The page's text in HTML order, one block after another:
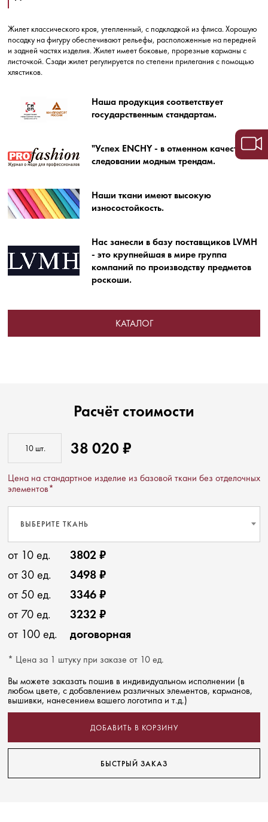
Жилет классического кроя, утепленный, с подкладкой из флиса. Хорошую
посадку на фигуру обеспечивают рельефы, расположенные на передней
и задней частях изделия. Жилет имеет боковые, прорезные карманы с
листочкой. Сзади жилет регулируется по степени прилегания с помощью
хлястиков.
Наша продукция соответствует
государственным стандартам.
"Успех ENCHY - в отменном качестве и
следовании модным трендам.
Наши ткани имеют высокую
износостойкость.
Нас занесли в базу поставщиков LVMH
- это крупнейшая в мире группа
компаний по производству предметов
роскоши.
КАТАЛОГ
Расчёт стоимости
38 020 ₽
Цена на стандартное изделие из базовой ткани без отделочных
элементов*
ВЫБЕРИТЕ ТКАНЬ
от 10 ед.
3802 ₽
от 30 ед.
3498 ₽
от 50 ед.
3346 ₽
от 70 ед.
3232 ₽
от 100 ед.
договорная
* Цена за 1 штуку при заказе от 10 ед.
Вы можете заказать пошив в индивидуальном исполнении (в
любом цвете, с добавлением различных элементов, карманов,
вышивки, нанесением вашего логотипа и т.д.)
ДОБАВИТЬ В КОРЗИНУ
БЫСТРЫЙ ЗАКАЗ